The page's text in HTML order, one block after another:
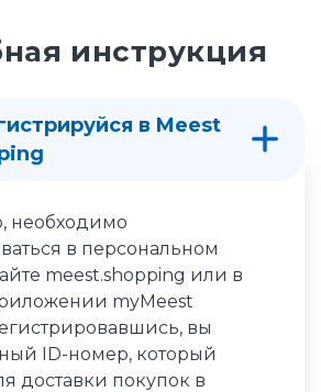
инструкция
в Meest
необходимо
в персональном
meest.shopping или в
myMeest
вы
ID-номер, который
доставки покупок в